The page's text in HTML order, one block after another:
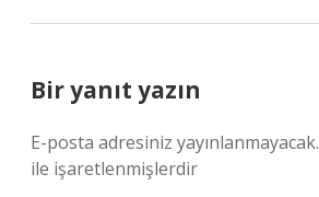
Bir yanıt yazın
E-posta adresiniz yayınlanmayacak.
ile işaretlenmişlerdir